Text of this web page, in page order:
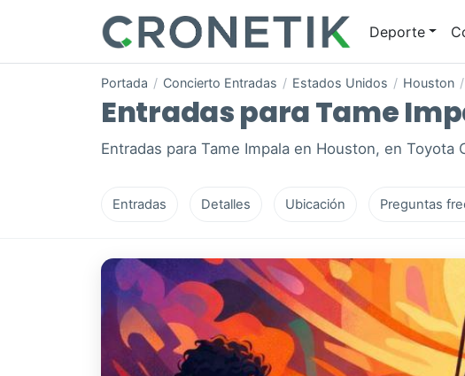
Deporte
Portada / Concierto Entradas / Estados Unidos / Houston /
Entradas para Tame
Entradas para Tame Impala en Houston, en Toyota
Entradas Detalles Ubicación Preguntas